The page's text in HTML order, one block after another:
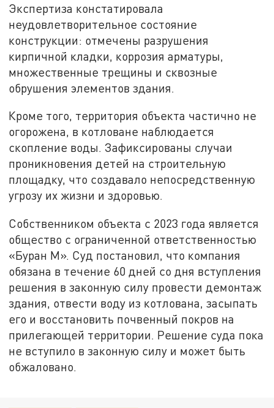
Экспертиза констатировала
неудовлетворительное состояние
конструкции: отмечены разрушения
кирпичной кладки, коррозия арматуры,
множественные трещины и сквозные
обрушения элементов здания.
Кроме того, территория объекта частично не
огорожена, в котловане наблюдается
скопление воды. Зафиксированы случаи
проникновения детей на строительную
площадку, что создавало непосредственную
угрозу их жизни и здоровью.
Собственником объекта с 2023 года является
общество с ограниченной ответственностью
«Буран М». Суд постановил, что компания
обязана в течение 60 дней со дня вступления
решения в законную силу провести демонтаж
здания, отвести воду из котлованa, засыпать
его и восстановить почвенный покров на
прилегающей территории. Решение суда пока
не вступило в законную силу и может быть
обжаловано.